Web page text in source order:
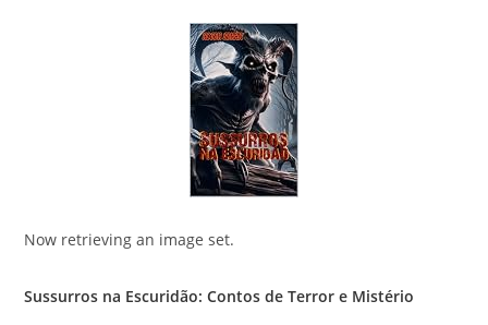
Now retrieving an image set.
Sussurros na Escuridão: Contos de Terror e Mistério